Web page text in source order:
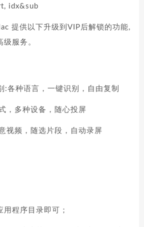
idx&sub
提供以下升级到VIP后解锁的功能,
服务。
:各种语言，一键识别，自由复制
，多种设备，随心投屏
视频，随选片段，自动录屏
用程序目录即可；